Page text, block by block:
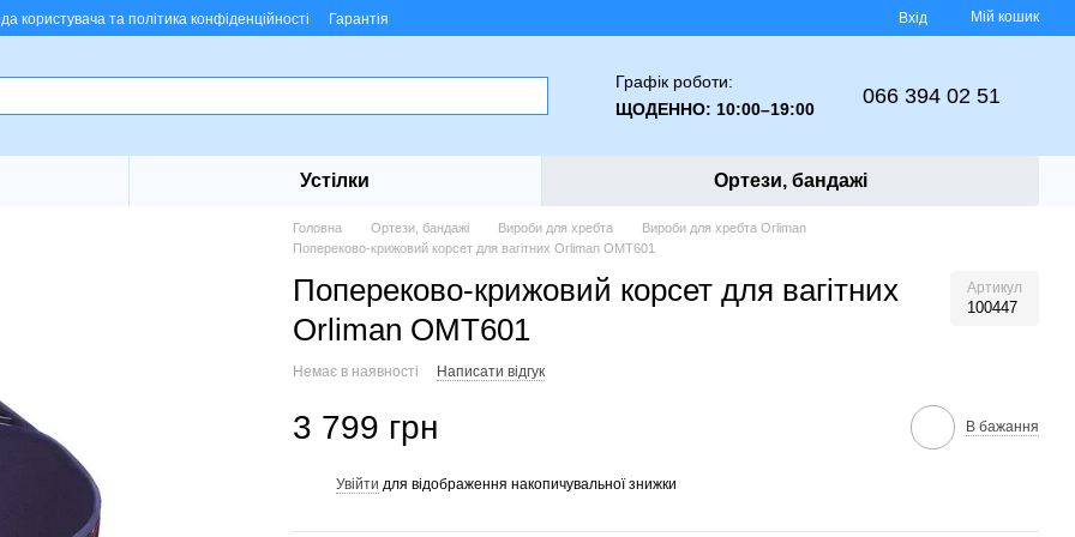
користувача та політика конфіденційності Гарантія Вхід Мій кошик
Графік роботи:
ЩОДЕННО: 10:00–19:00
066 394 02 51
Устілки Ортези, бандажі
Головна Ортези, бандажі Вироби для хребта
Вироби для хребта Orliman
Попереково-крижовий корсет для вагітних Orliman OMT601
Попереково-крижовий корсет для вагітних
Orliman OMT601
Артикул
100447
Немає в наявності Написати відгук
3 799 грн В бажання
Увійти для відображення накопичувальної знижки